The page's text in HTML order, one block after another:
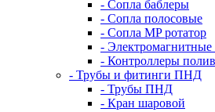
- Сопла баблеры
- Сопла полосовые
- Сопла MP ротатор
- Электромагнитные
- Контроллеры
- Трубы и фитинги ПНД
- Трубы ПНД
- Кран шаровой